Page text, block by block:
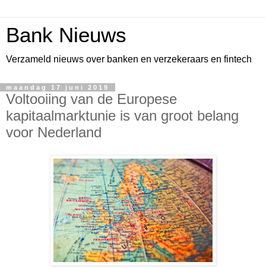
Bank Nieuws
Verzameld nieuws over banken en verzekeraars en fintech
maandag 17 juni 2019
Voltooiing van de Europese
kapitaalmarktunie is van groot belang
voor Nederland